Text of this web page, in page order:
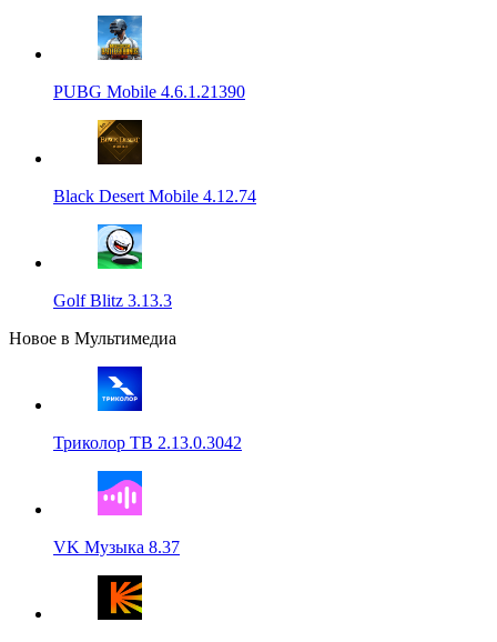
PUBG Mobile 4.6.1.21390
Black Desert Mobile 4.12.74
Golf Blitz 3.13.3
Новое в Мультимедиа
Триколор ТВ 2.13.0.3042
VK Музыка 8.37